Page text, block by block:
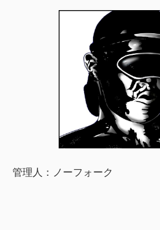
管理人：ノーフォーク